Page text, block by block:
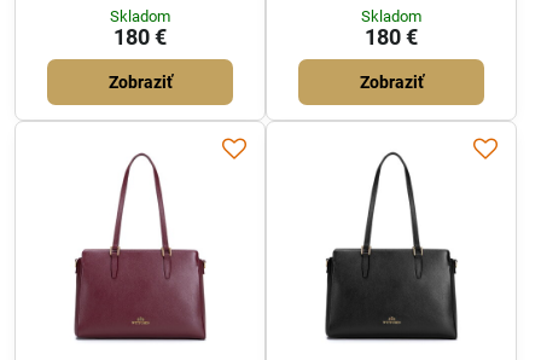
Skladom
180 €
Zobraziť
Skladom
180 €
Zobraziť